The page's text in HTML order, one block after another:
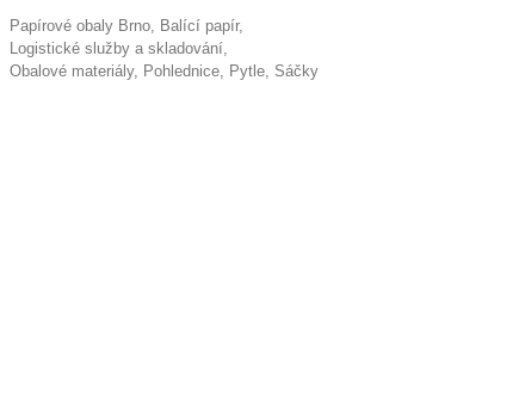
Papírové obaly Brno
balící papír
Logistické služby a skladování
obalové materiály
pohlednice pytle sáčky